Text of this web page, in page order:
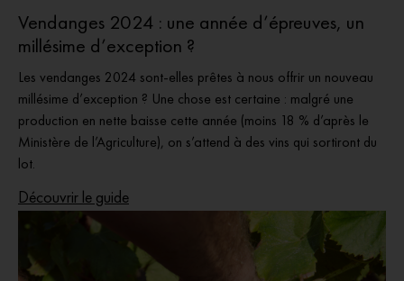
Vendanges 2024 : une année d’épreuves, un
millésime d’exception ?
Les vendanges 2024 sont-elles prêtes à nous offrir un nouveau
millésime d’exception ? Une chose est certaine : malgré une
production en nette baisse cette année (moins 18 % d’après le
Ministère de l’Agriculture), on s’attend à des vins qui sortiront du
lot.
Découvrir le guide